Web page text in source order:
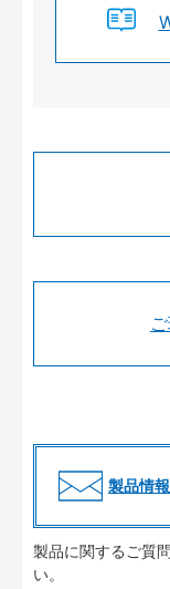
製品情
製品に関するご質
い。